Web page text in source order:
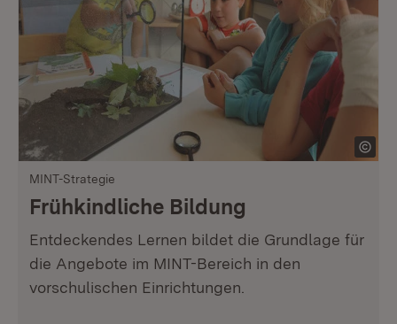
MINT-Strategie
Frühkindliche Bildung
Entdeckendes Lernen bildet die Grundlage für
die Angebote im MINT-Bereich in den
vorschulischen Einrichtungen.